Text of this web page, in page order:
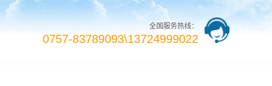
全国服务热线：
0757-83789093\13724999022